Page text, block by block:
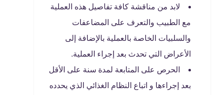
لابد من مناقشة كافة تفاصيل هذه العملية
مع الطبيب والتعرف على المضاعفات
والسلبيات الخاصة بالعملية بالإضافة إلى
الأعراض التي تحدث بعد إجراء العملية.
الحرص على المتابعة لمدة سنة على الأقل
بعد إجراءها و اتباع النظام الغذائي الذي يحدده